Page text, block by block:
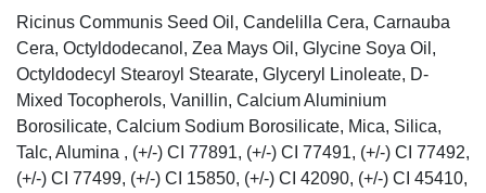
Ricinus Communis Seed Oil, Candelilla Cera, Carnauba
Cera, Octyldodecanol, Zea Mays Oil, Glycine Soya Oil,
Octyldodecyl Stearoyl Stearate, Glyceryl Linoleate, D-
Mixed Tocopherols, Vanillin, Calcium Aluminium
Borosilicate, Calcium Sodium Borosilicate, Mica, Silica,
Talc, Alumina , (+/-) CI 77891, (+/-) CI 77491, (+/-) CI 77492,
(+/-) CI 77499, (+/-) CI 15850, (+/-) CI 42090, (+/-) CI 45410,